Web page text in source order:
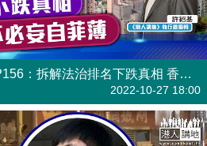
【直播】【焦點短打】EP156：拆解法治排名下跌真相 香港表現佳不必妄自菲薄
2022-10-27 18:00